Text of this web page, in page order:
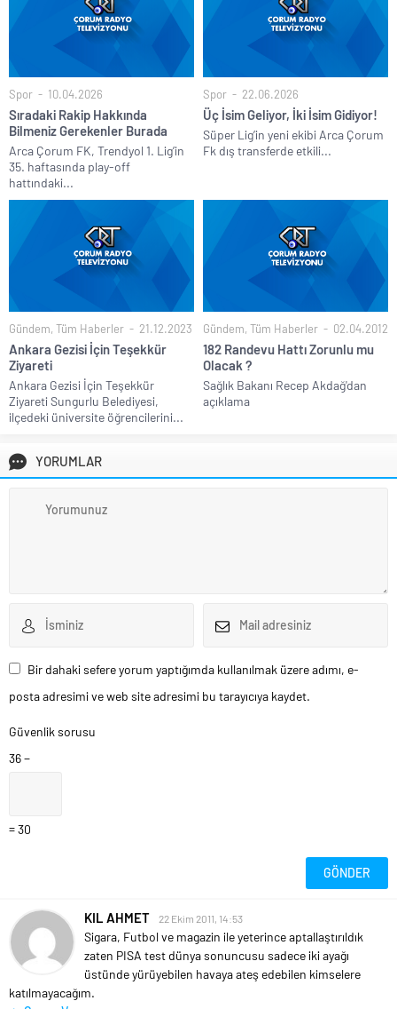
Spor 10.04.2026
Sıradaki Rakip Hakkında
Bilmeniz Gerekenler Burada
Arca Çorum FK, Trendyol 1. Lig’in
35. haftasında play-off
hattındaki...
Spor 22.06.2026
Üç İsim Geliyor, İki İsim Gidiyor!
Süper Lig’in yeni ekibi Arca Çorum
Fk dış transferde etkili...
Gündem, Tüm Haberler 21.12.2023
Ankara Gezisi İçin Teşekkür
Ziyareti
Ankara Gezisi İçin Teşekkür
Ziyareti Sungurlu Belediyesi,
ilçedeki üniversite öğrencilerini...
Gündem, Tüm Haberler 02.04.2012
182 Randevu Hattı Zorunlu mu
Olacak ?
Sağlık Bakanı Recep Akdağ'dan
açıklama
YORUMLAR
Bir dahaki sefere yorum yaptığımda kullanılmak üzere adımı, e-
posta adresimi ve web site adresimi bu tarayıcıya kaydet.
Güvenlik sorusu
36 −
= 30
KIL AHMET 22 Ekim 2011, 14:53
Sigara, Futbol ve magazin ile yeterince aptallaştırıldık
zaten PISA test dünya sonuncusu sadece iki ayağı
üstünde yürüyebilen havaya ateş edebilen kimselere
katılmayacağım.